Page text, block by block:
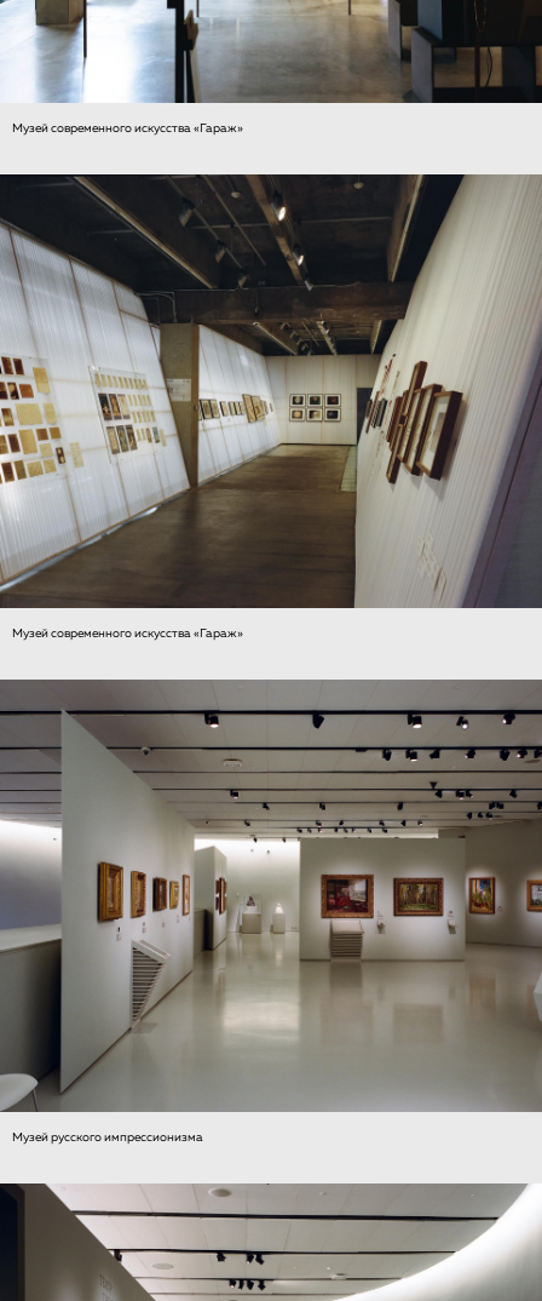
Музей современного искусства «Гараж»
Музей современного искусства «Гараж»
Музей русского импрессионизма